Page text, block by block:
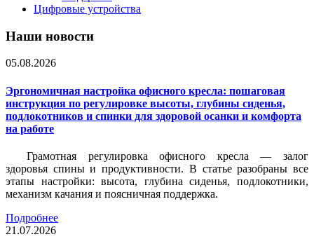
Цифровые устройства
Наши новости
05.08.2026
Эргономичная настройка офисного кресла: пошаговая
инструкция по регулировке высоты, глубины сиденья,
подлокотников и спинки для здоровой осанки и комфорта
на работе
Грамотная регулировка офисного кресла — залог
здоровья спины и продуктивности. В статье разобраны все
этапы настройки: высота, глубина сиденья, подлокотники,
механизм качания и поясничная поддержка.
Подробнее
21.07.2026